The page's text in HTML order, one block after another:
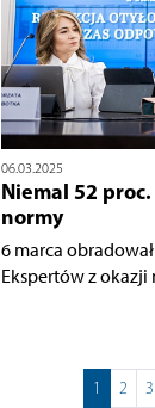
06.03.2025
Niemal 52
normy
6 marca
Ekspertów z
1 2 3